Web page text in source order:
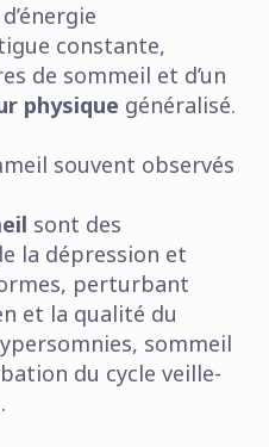
constante,
de sommeil et d’un
physique généralisé.
souvent observés
sont des
la dépression et
perturbant
et la qualité du
sommeil
du cycle veille-